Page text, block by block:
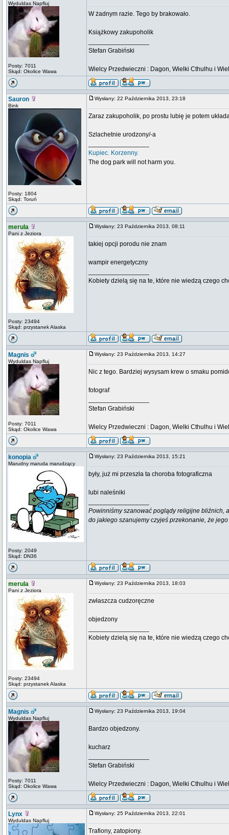
Wyduldas Napfluj
Posty: 7011
Skąd: Okolice Wawa
W żadnym razie. Tego by brakowało.
Książkowy zakupoholik
Stefan Grabiński
Wielcy Przedwieczni : Dagon, Wielki Cthulhu i
Sauron
Bink
Posty: 1804
Skąd: Toruń
Wysłany: 22 Października 2013, 23:18
Zaraz zakupoholik, po prostu lubię je potem
Szlachetnie urodzony/-a
Kupiec. Korzenny.
The dog park will not harm you.
merula
Pani z Jeziora
Posty: 23494
Skąd: przystanek Alaska
Wysłany: 23 Października 2013, 08:11
takiej opcji porodu nie znam
wampir energetyczny
Kobiety dzielą się na te, które nie wiedzą czego
Magnis
Wyduldas Napfluj
Posty: 7011
Skąd: Okolice Wawa
Wysłany: 23 Października 2013, 14:27
Nic z tego. Bardziej wysysam krew o smaku
fotograf
Stefan Grabiński
Wielcy Przedwieczni : Dagon, Wielki Cthulhu i
konopia
Marudny maruda marudzący
Posty: 2049
Skąd: DN36
Wysłany: 23 Października 2013, 15:21
były, już mi przeszła ta choroba fotograficzna
lubi naleśniki
Powinniśmy szanować poglądy religijne bliźnich,
do jakiego szanujemy czyjeś przekonanie, że
merula
Pani z Jeziora
Posty: 23494
Skąd: przystanek Alaska
Wysłany: 23 Października 2013, 18:03
zwłaszcza cudzoręczne
objedzony
Kobiety dzielą się na te, które nie wiedzą czego
Magnis
Wyduldas Napfluj
Posty: 7011
Skąd: Okolice Wawa
Wysłany: 23 Października 2013, 19:04
Bardzo objedzony.
kucharz
Stefan Grabiński
Wielcy Przedwieczni : Dagon, Wielki Cthulhu i
Lynx
Wyduldas Napfluj
Wysłany: 25 Października 2013, 22:01
Trafiony, zatopiony.